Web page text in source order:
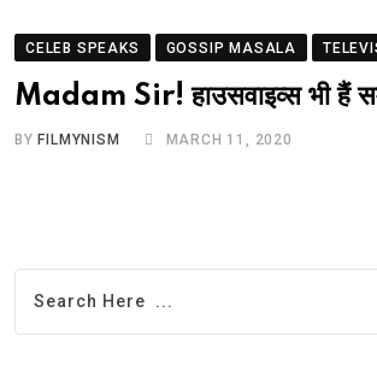
CELEB SPEAKS GOSSIP MASALA
Madam Sir! हाउसवाइव्स भी हैं
BYFILMYNISM MARCH 11, 2020